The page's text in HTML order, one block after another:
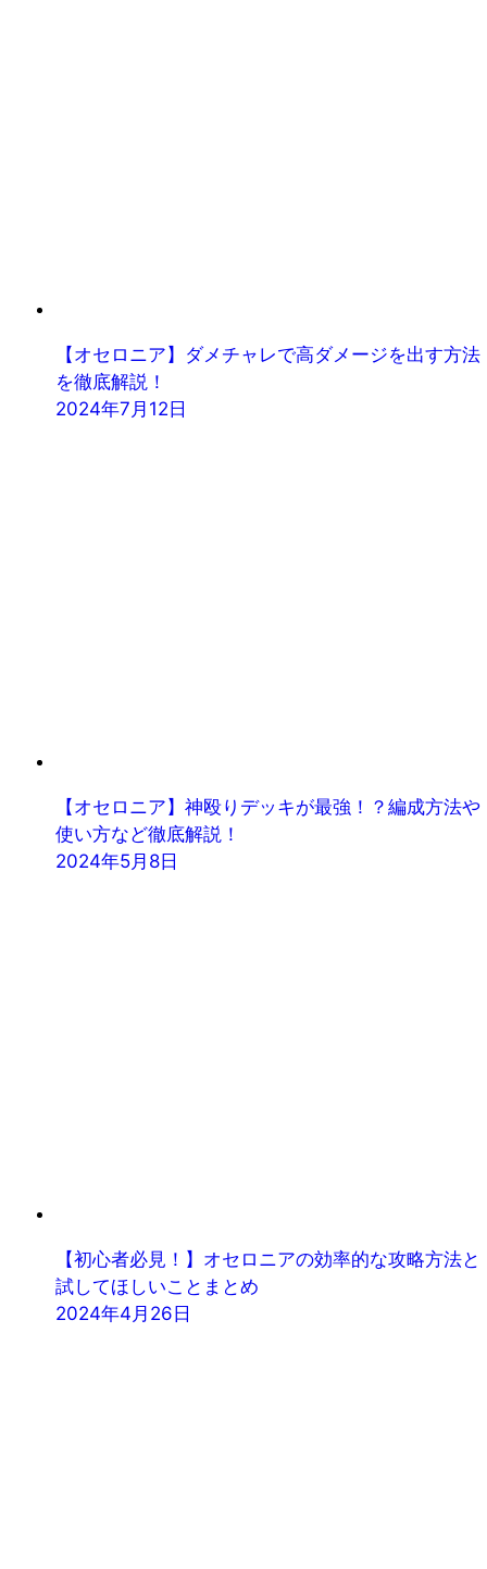
【オセロニア】ダメチャレで高ダメージを出す方法
を徹底解説！
2024年7月12日
【オセロニア】神殴りデッキが最強！？編成方法や
使い方など徹底解説！
2024年5月8日
【初心者必見！】オセロニアの効率的な攻略方法と
試してほしいことまとめ
2024年4月26日